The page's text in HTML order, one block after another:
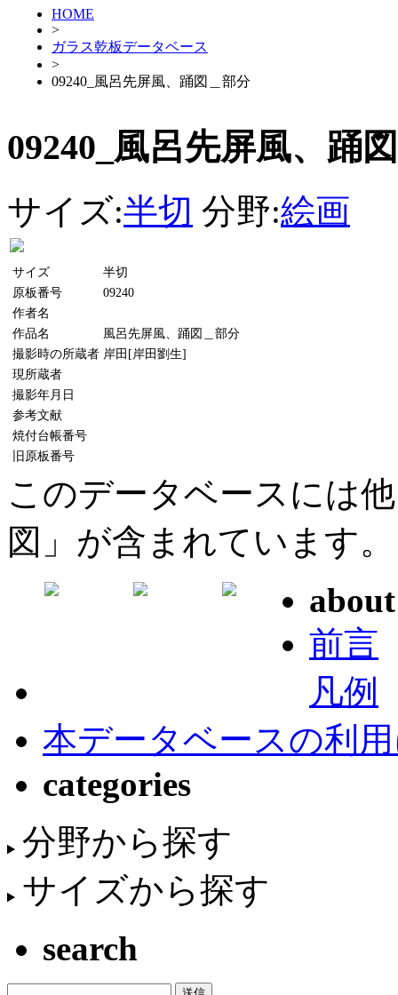
HOME
>
ガラス乾板データベース
>
09240_風呂先屏風、踊図＿部分
09240_風呂先屏風、踊
サイズ:半切 分野:絵画
サイズ
半切
原板番号
09240
作者名
作品名
風呂先屏風、踊図＿部分
撮影時の所蔵者 岸田[岸田劉生]
現所蔵者
撮影年月日
参考文献
焼付台帳番号
旧原板番号
このデータベースには
図」が含まれています。
about
前言
凡例
本データベースの利
categories
分野から探す
サイズから探す
search